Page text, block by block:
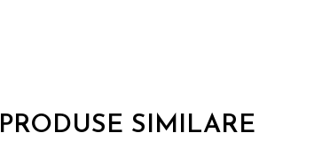
PRODUSE SIMILARE